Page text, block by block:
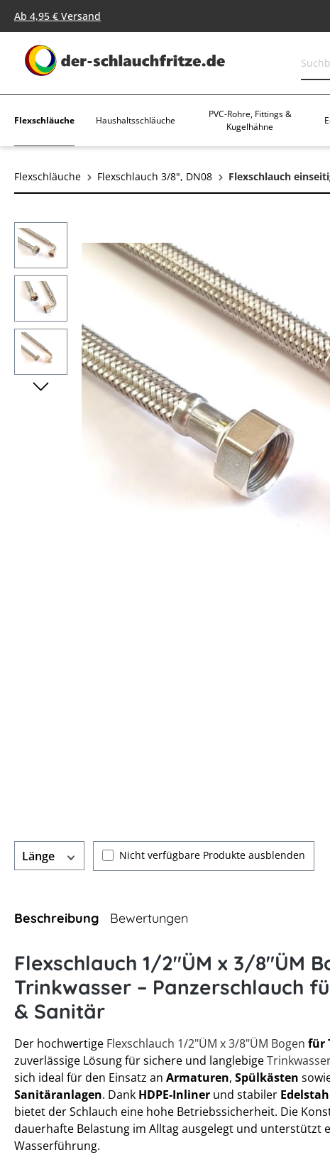
Zur Hauptnavigation springen
Ab 4,95 € Versand
Flexschläuche Haushaltsschläuche
PVC-Rohre, Fittings &
Kugelhähne
Flexschläuche Flexschlauch 3/8", DN08 Flexschlauch
Bildergalerie überspringen
Länge Nicht verfügbare Produkte ausblenden
Beschreibung Bewertungen
Flexschlauch 1/2"ÜM x 3/8"ÜM
Trinkwasser – Panzerschlauch
& Sanitär
Der hochwertige Flexschlauch 1/2"ÜM x 3/8"ÜM Bogen für
zuverlässige Lösung für sichere und langlebige
sich ideal für den Einsatz an Armaturen, Spülkästen
Sanitäranlagen. Dank HDPE-Inliner und stabiler
bietet der Schlauch eine hohe Betriebssicherheit. Die
dauerhafte Belastung im Alltag ausgelegt und unterstützt
Wasserführung.